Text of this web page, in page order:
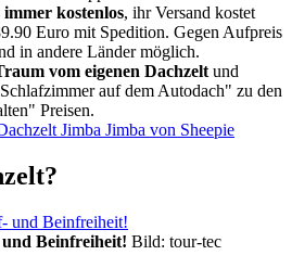
immer kostenlos, ihr Versand kostet
Euro mit Spedition. Gegen Aufpreis
in andere Länder möglich.
vom eigenen Dachzelt und
auf dem Autodach" zu den
Preisen.
Jimba Jimba von Sheepie
Beinfreiheit! Bild: tour-tec